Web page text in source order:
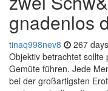
gnadenlos
tinaq998nev8 267
Objektiv betrachtet
Gemüte führen. Jede
bei der großartigsten